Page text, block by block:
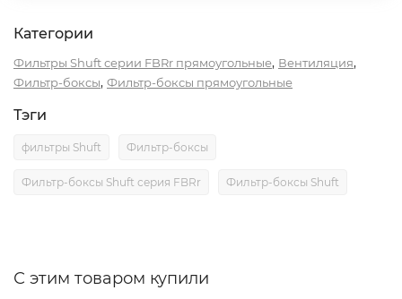
Категории
Фильтры Shuft серии FBRr прямоугольные, Вентиляция,
Фильтр-боксы, Фильтр-боксы прямоугольные
Тэги
фильтры Shuft Фильтр-боксы
Фильтр-боксы Shuft серия FBRr Фильтр-боксы Shuft
С этим товаром купили